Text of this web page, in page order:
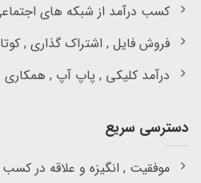
کسب درآمد از شبکه های
فروش فایل , اشتراک گذاری ,
درآمد کلیکی , پاپ آپ ,
دسترسی سریع
موفقیت , انگیزه و علاقه در کسب